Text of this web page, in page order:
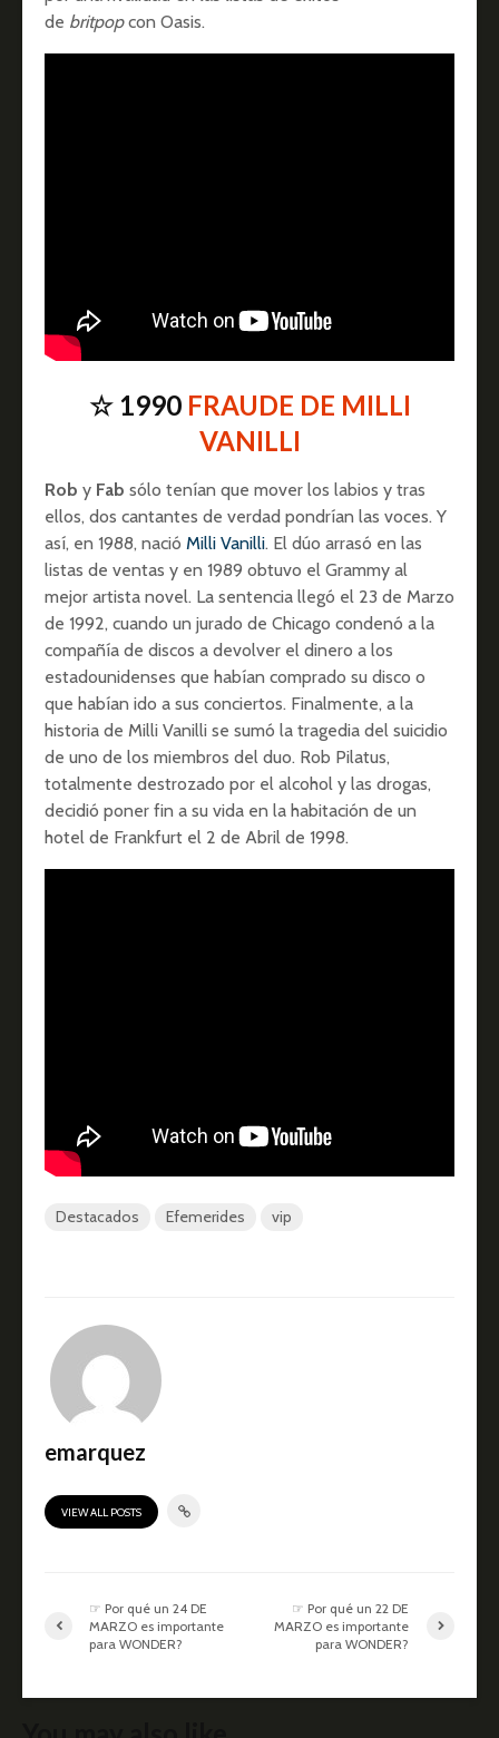
de britpopcon Oasis.
☆ 1990 FRAUDE DE MILLI
VANILLI
Rob y Fab sólo tenían que mover los labios y tras
ellos, dos cantantes de verdad pondrían las voces. Y
así, en 1988, nació Milli Vanilli. El dúo arrasó en las
listas de ventas y en 1989 obtuvo el Grammy al
mejor artista novel. La sentencia llegó el 23 de Marzo
de 1992, cuando un jurado de Chicago condenó a la
compañía de discos a devolver el dinero a los
estadounidenses que habían comprado su disco o
que habían ido a sus conciertos. Finalmente, a la
historia de Milli Vanilli se sumó la tragedia del suicidio
de uno de los miembros del duo. Rob Pilatus,
totalmente destrozado por el alcohol y las drogas,
decidió poner fin a su vida en la habitación de un
hotel de Frankfurt el 2 de Abril de 1998.
Destacados Efemerides vip
emarquez
VIEW ALL POSTS
☞ Por qué un 24 DE
MARZO es importante
para WONDER?
☞ Por qué un 22 DE
MARZO es importante
para WONDER?